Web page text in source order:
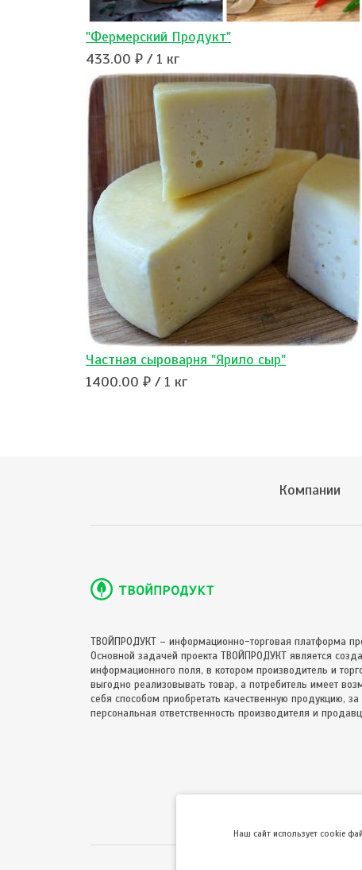
"Фермерский Продукт"
433.00 ₽ / 1 кг
Частная сыроварня "Ярило сыр"
1400.00 ₽ / 1 кг
Компании
ТВОЙПРОДУКТ – информационно-торговая платформа
Основной задачей проекта ТВОЙПРОДУКТ является
информационного поля, в котором производитель и
выгодно реализовывать товар, а потребитель имеет
себя способом приобретать качественную продукцию, за
персональная ответственность производителя и
Hаш сайт использует cookie